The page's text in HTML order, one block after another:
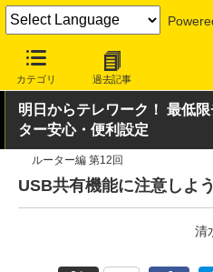
カテゴリ 過去記事
INTERNET Watch ハードウェア
明日からテレワーク！ 最低
ター安心・便利設定
ルーター編 第12回
USB共有機能に注意しよう
清